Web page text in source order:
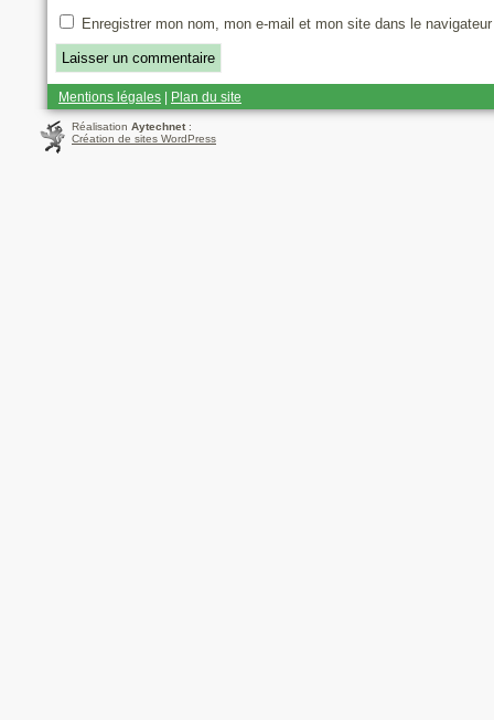
Enregistrer mon nom, mon e-mail et mon site dans le
Mentions légales Plan du site
Réalisation Aytechnet:
Création de sites WordPress